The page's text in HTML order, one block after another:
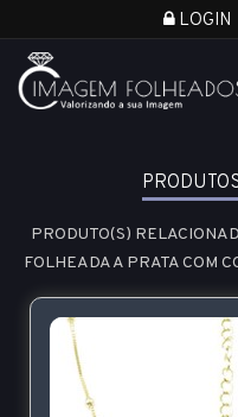
LOGIN
PRODUTO(S)
FOLHEADA A PRATA COM